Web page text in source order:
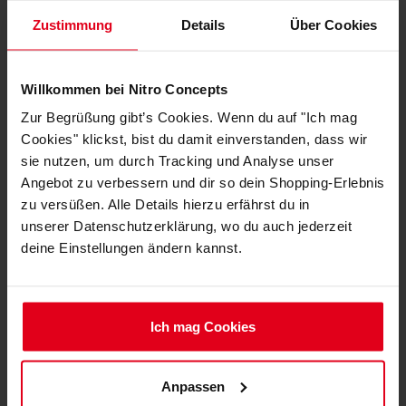
Zustimmung Details Über Cookies
Willkommen bei Nitro Concepts
Zur Begrüßung gibt’s Cookies. Wenn du auf "Ich mag
Cookies" klickst, bist du damit einverstanden, dass wir
sie nutzen, um durch Tracking und Analyse unser
Angebot zu verbessern und dir so dein Shopping-Erlebnis
zu versüßen. Alle Details hierzu erfährst du in
unserer Datenschutzerklärung, wo du auch jederzeit
deine Einstellungen ändern kannst.
Ich mag Cookies
Anpassen
Das Nitro Concepts PU-Leder-Reinigungsmittel
eignet sich besonders für Gaming-Stühle mit
Kunstlederbezug von Nitro Concepts, lässt sich aber
sorgt für saubere Sitz- und Rückenflächen und lässt
den Gaming-Thron in frischem Glanz erstrahlen. Das
Reinigungsset besteht neben einer 100-ml-Flasche
Mit diesem kann die Flüssigkeit aufgetragen, verteilt